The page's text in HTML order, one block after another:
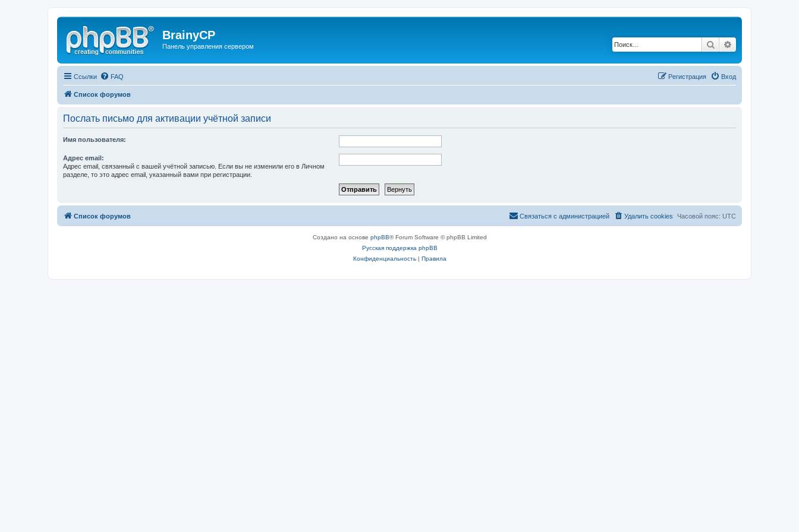
BrainyCP
Панель управления сервером Поиск
Ссылки FAQ Вход
Регистрация
Список форумов
Послать письмо для активации учётной записи
Имя пользователя:
Адрес email:
Адрес email, связанный с вашей учётной записью. Если вы не изменили его в Личном
разделе, то это адрес email, указанный вами при регистрации.
Список форумов Часовой пояс: UTC
Удалить cookies
Связаться с администрацией
Создано на основе phpBB® Forum Software © phpBB Limited
Русская поддержка phpBB
Конфиденциальность| Правила